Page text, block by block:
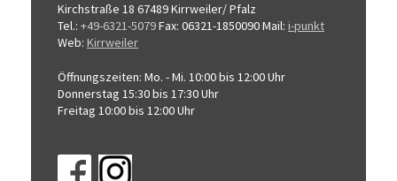
Kirchstraße 18 67489 Kirrweiler/ Pfalz
Tel.: +49-6321-5079Fax: 06321-1850090Mail: i-punkt
Web: Kirrweiler
Öffnungszeiten: Mo. - Mi. 10:00 bis 12:00 Uhr
Donnerstag 15:30 bis 17:30 Uhr
Freitag 10:00 bis 12:00 Uhr